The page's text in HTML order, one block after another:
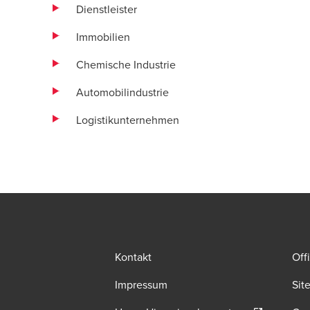
Dienstleister
Immobilien
Chemische Industrie
Automobilindustrie
Logistikunternehmen
Kontakt
Impressum